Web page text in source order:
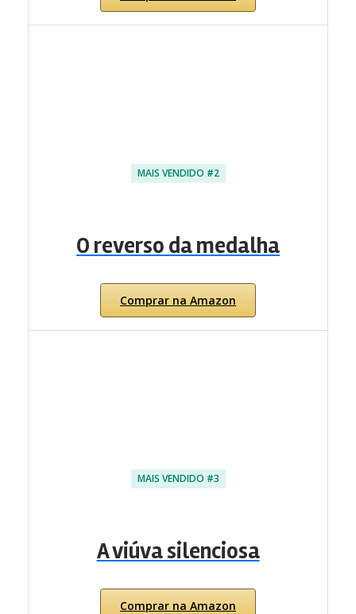
MAIS VENDIDO #2
O reverso da medalha
Comprar na Amazon
MAIS VENDIDO #3
A viúva silenciosa
Comprar na Amazon